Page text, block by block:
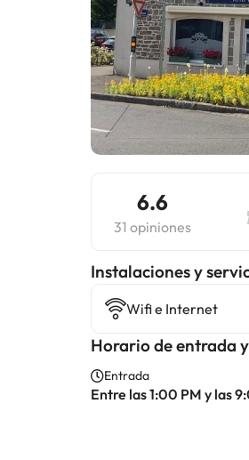
6.6
31 opiniones
Instalaciones y
Wifi e Internet
Horario de entrada
Entrada
Entre las 1:00 PM y las